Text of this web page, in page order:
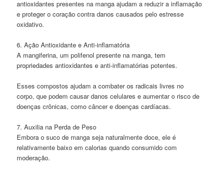
antioxidantes presentes na manga ajudam a reduzir a inflamação
e proteger o coração contra danos causados pelo estresse
oxidativo.
6. Ação Antioxidante e Anti-inflamatória
A mangiferina, um polifenol presente na manga, tem
propriedades antioxidantes e anti-inflamatórias potentes.
Esses compostos ajudam a combater os radicais livres no
corpo, que podem causar danos celulares e aumentar o risco de
doenças crônicas, como câncer e doenças cardíacas.
7. Auxilia na Perda de Peso
Embora o suco de manga seja naturalmente doce, ele é
relativamente baixo em calorias quando consumido com
moderação.